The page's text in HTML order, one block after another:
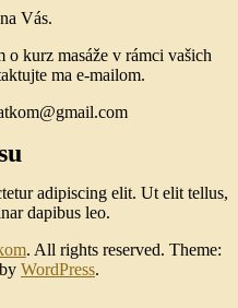
Vás.
o kurz masáže v rámci vašich
ma e-mailom.
adipiscing elit. Ut elit tellus,
dapibus leo.
. All rights reserved. Theme:
WordPress.